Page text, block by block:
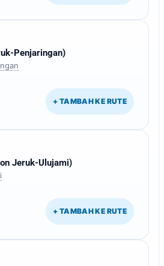
Penjaringan)
+ TAMBAH KE RUTE
Jeruk-Ulujami)
+ TAMBAH KE RUTE